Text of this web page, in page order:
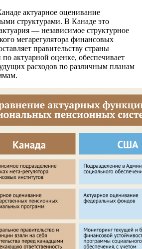
актуарное оценивание
структурами. В Канаде это
— независимое структурное
мегарегулятора финансовых
правительству страны
актуарной оценке, обеспечивает
расходов по различным планам